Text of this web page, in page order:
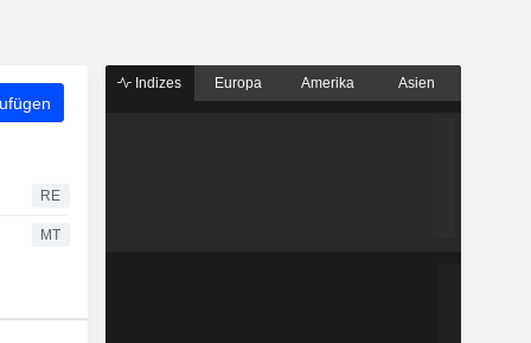
RE
MT
Indizes Europa Amerika Asien